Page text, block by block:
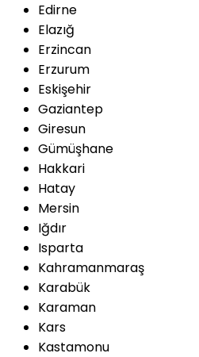
Edirne
Elazığ
Erzincan
Erzurum
Eskişehir
Gaziantep
Giresun
Gümüşhane
Hakkari
Hatay
Mersin
Iğdır
Isparta
Kahramanmaraş
Karabük
Karaman
Kars
Kastamonu